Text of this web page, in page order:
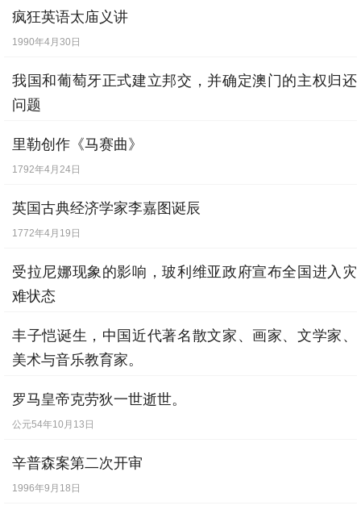
疯狂英语太庙义讲
1990年4月30日
我国和葡萄牙正式建立邦交，并确定澳门的主权归还
问题
里勒创作《马赛曲》
1792年4月24日
英国古典经济学家李嘉图诞辰
1772年4月19日
受拉尼娜现象的影响，玻利维亚政府宣布全国进入灾
难状态
丰子恺诞生，中国近代著名散文家、画家、文学家、
美术与音乐教育家。
罗马皇帝克劳狄一世逝世。
公元54年10月13日
辛普森案第二次开审
1996年9月18日